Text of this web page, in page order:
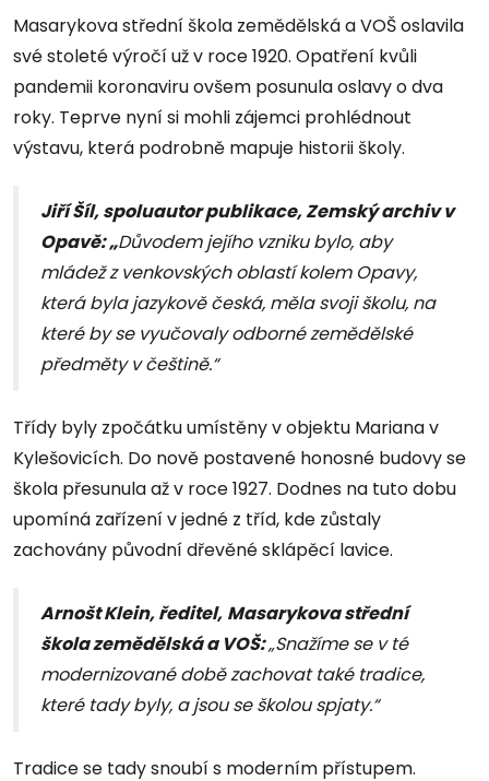
Masarykova střední škola zemědělská a VOŠ oslavila
své stoleté výročí už v roce 1920. Opatření kvůli
pandemii koronaviru ovšem posunula oslavy o dva
roky. Teprve nyní si mohli zájemci prohlédnout
výstavu, která podrobně mapuje historii školy.
Jiří Šíl, spoluautor publikace, Zemský archiv v
Opavě: „Důvodem jejího vzniku bylo, aby
mládež z venkovských oblastí kolem Opavy,
která byla jazykově česká, měla svoji školu, na
které by se vyučovaly odborné zemědělské
předměty v češtině.“
Třídy byly zpočátku umístěny v objektu Mariana v
Kylešovicích. Do nově postavené honosné budovy se
škola přesunula až v roce 1927. Dodnes na tuto dobu
upomíná zařízení v jedné z tříd, kde zůstaly
zachovány původní dřevěné sklápěcí lavice.
Arnošt Klein, ředitel, Masarykova střední
škola zemědělská a VOŠ:„Snažíme se v té
modernizované době zachovat také tradice,
které tady byly, a jsou se školou spjaty.“
Tradice se tady snoubí s moderním přístupem.